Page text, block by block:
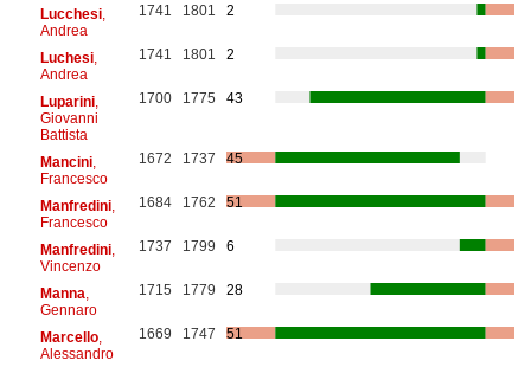
Lucchesi,
Andrea
1741 1801 2
Luchesi,
Andrea
1741 1801 2
Luparini,
Giovanni
Battista
1700 1775 43
Mancini,
Francesco
1672 1737 45
Manfredini,
Francesco
1684 1762 51
Manfredini,
Vincenzo
1737 1799 6
Manna
Gennaro
1715 1779 28
Marcello,
Alessandro
1669 1747 51